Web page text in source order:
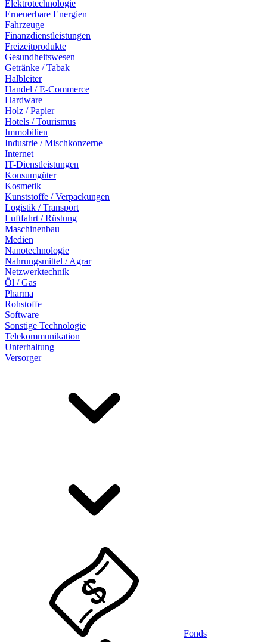
Elektrotechnologie
Erneuerbare Energien
Fahrzeuge
Finanzdienstleistungen
Freizeitprodukte
Gesundheitswesen
Getränke / Tabak
Halbleiter
Handel / E-Commerce
Hardware
Holz / Papier
Hotels / Tourismus
Immobilien
Industrie / Mischkonzerne
Internet
IT-Dienstleistungen
Konsumgüter
Kosmetik
Kunststoffe / Verpackungen
Logistik / Transport
Luftfahrt / Rüstung
Maschinenbau
Medien
Nanotechnologie
Nahrungsmittel / Agrar
Netzwerktechnik
Öl / Gas
Pharma
Rohstoffe
Software
Sonstige Technologie
Telekommunikation
Unterhaltung
Versorger
Fonds